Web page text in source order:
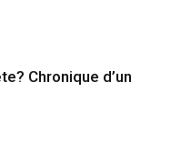
Chronique d’un